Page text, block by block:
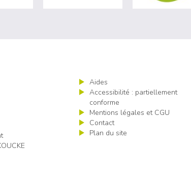
littoral
Aides
Accessibilité : partiellement
conforme
Mentions légales et CGU
Contact
Plan du site